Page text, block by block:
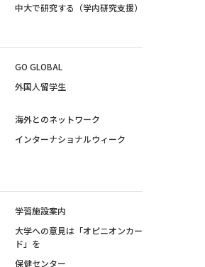
中大で研究する（学内研究支援）
GO GLOBAL
外国人留学生
海外とのネットワーク
インターナショナルウィーク
学習施設案内
大学への意見は「オピニオンカー
ド」を
保健センター